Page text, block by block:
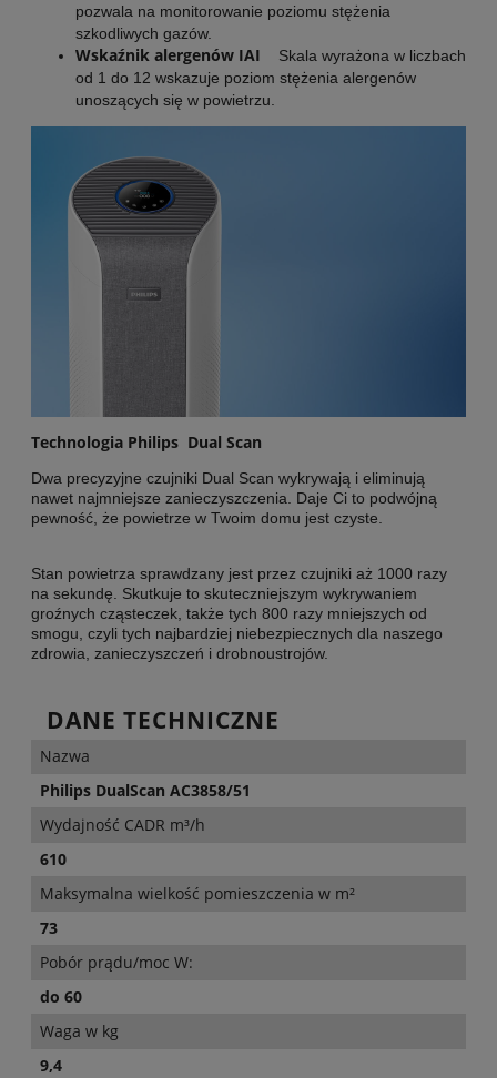
pozwala na monitorowanie poziomu stężenia
szkodliwych gazów.
Wskaźnik alergenów IAI
Skala wyrażona w liczbach
od 1 do 12 wskazuje poziom stężenia alergenów
unoszących się w powietrzu.
Technologia Philips Dual Scan
Dwa precyzyjne czujniki Dual Scan wykrywają i eliminują
nawet najmniejsze zanieczyszczenia. Daje Ci to podwójną
pewność, że powietrze w Twoim domu jest czyste.
Stan powietrza sprawdzany jest przez czujniki aż 1000 razy
na sekundę. Skutkuje to skuteczniejszym wykrywaniem
groźnych cząsteczek, także tych 800 razy mniejszych od
smogu, czyli tych najbardziej niebezpiecznych dla naszego
zdrowia, zanieczyszczeń i drobnoustrojów.
DANE TECHNICZNE
Nazwa
Philips DualScan AC3858/51
Wydajność CADR m³/h
610
Maksymalna wielkość pomieszczenia w m²
73
Pobór prądu/moc W:
do 60
Waga w kg
9,4